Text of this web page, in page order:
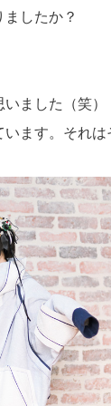
したか？
ました（笑）
ます。それ